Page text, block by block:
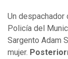
Un despachador
Policía del
Sargento Adam
mujer.